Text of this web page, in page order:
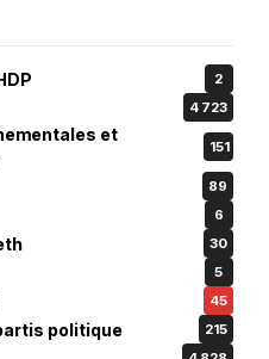
2
4 723
et
151
89
6
30
5
45
politique 215